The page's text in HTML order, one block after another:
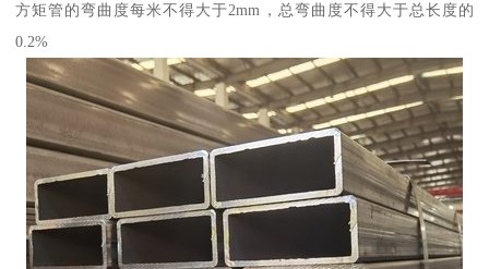
方矩管的弯曲度每米不得大于2mm，总弯曲度不得大于总长度的
0.2%